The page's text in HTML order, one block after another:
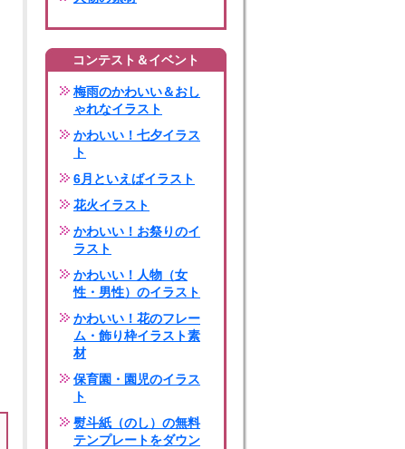
コンテスト＆イベント
梅雨のかわいい＆おし
ゃれなイラスト
かわいい！七夕イラス
ト
6月といえばイラスト
花火イラスト
かわいい！お祭りのイ
ラスト
かわいい！人物（女
性・男性）のイラスト
かわいい！花のフレー
ム・飾り枠イラスト素
材
保育園・園児のイラス
ト
熨斗紙（のし）の無料
テンプレートをダウン